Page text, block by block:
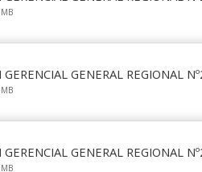
GERENCIAL GENERAL REGIONAL
GERENCIAL GENERAL REGIONAL